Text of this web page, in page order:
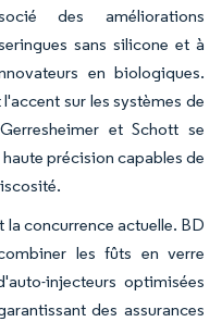
des améliorations
sans silicone et à
en biologiques.
sur les systèmes de
et Schott se
précision capables de
concurrence actuelle. BD
les fûts en verre
injecteurs optimisées
des assurances